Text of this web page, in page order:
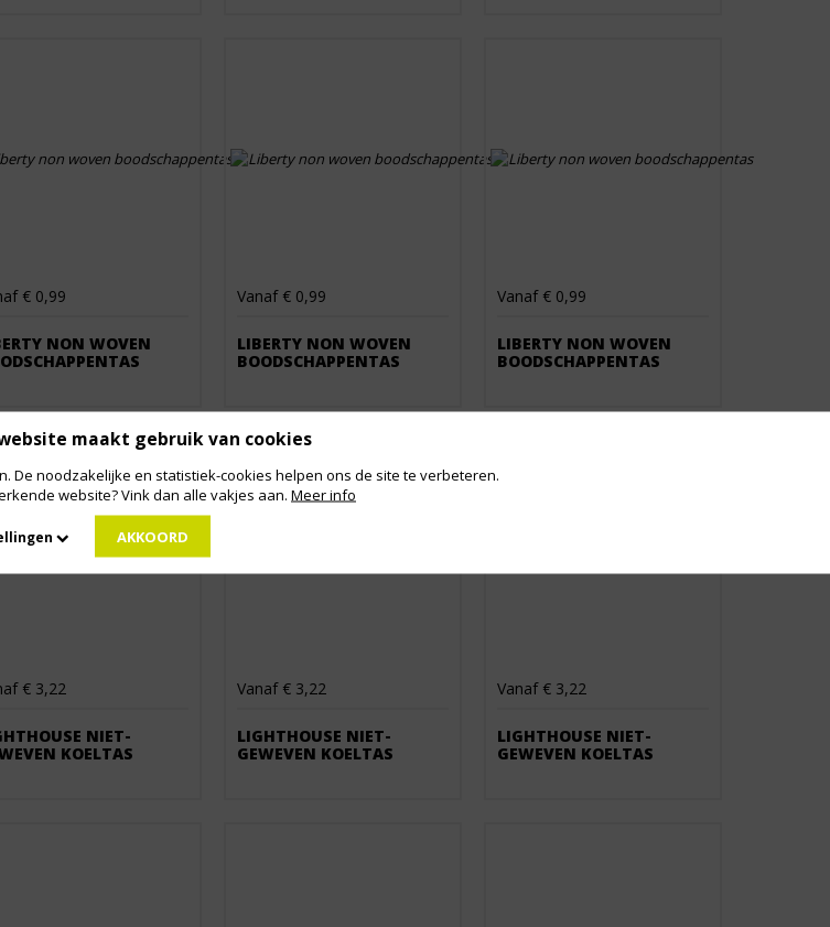
€ 0,99
NON WOVEN
Vanaf € 0,99
LIBERTY NON WOVEN
BOODSCHAPPENTAS
Vanaf € 0,99
LIBERTY NON WOVEN
BOODSCHAPPENTAS
€ 3,22
NIET-
KOELTAS
Vanaf € 3,22
LIGHTHOUSE NIET-
GEWEVEN KOELTAS
Vanaf € 3,22
LIGHTHOUSE NIET-
GEWEVEN KOELTAS
maakt gebruik van cookies
De noodzakelijke en statistiek-cookies helpen ons de site te verbeteren.
website? Vink dan alle vakjes aan. Meer info
AKKOORD